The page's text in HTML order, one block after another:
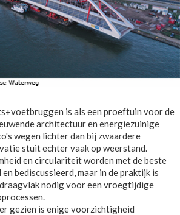
is als een proeftuin voor de
architectuur en energiezuinige
wegen lichter dan bij zwaardere
stuit echter vaak op weerstand.
en circulariteit worden met de beste
bediscussieerd, maar in de praktijk is
nodig voor een vroegtijdige
gezien is enige voorzichtigheid